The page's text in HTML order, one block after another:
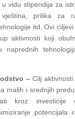
vidu stipendija za
prilika za
itd. Ovi
aktivnosti koji
naprednih
–Cilj aktivnosti
malih i srednjih
kroz investicije
potencijala